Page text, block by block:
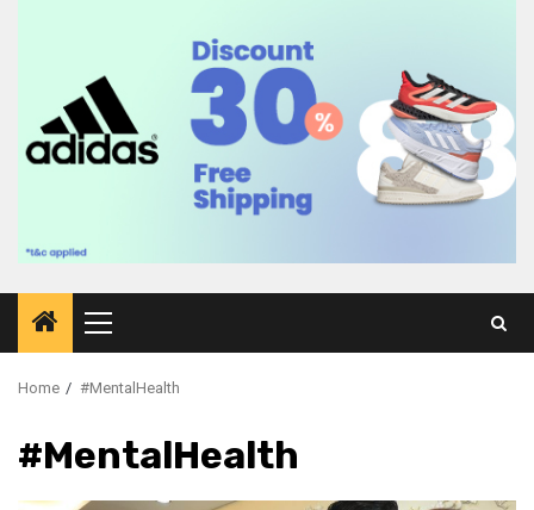
Primary
Menu
Home #MentalHealth
#MentalHealth